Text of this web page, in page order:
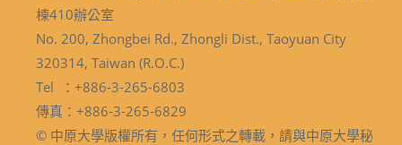
棟410辦公室
No. 200, Zhongbei Rd., Zhongli Dist., Taoyuan City
320314, Taiwan (R.O.C.)
Tel ：+886-3-265-6803
傳真：+886-3-265-6829
© 中原大學版權所有，任何形式之轉載，請與中原大學秘